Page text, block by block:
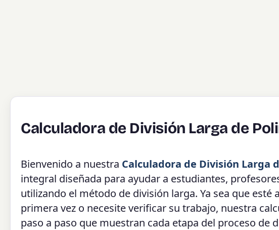
Calculadora de División Larga de
Bienvenido a nuestra Calculadora de División Larga
integral diseñada para ayudar a estudiantes,
utilizando el método de división larga. Ya sea que
primera vez o necesite verificar su trabajo, nuestra
paso a paso que muestran cada etapa del proceso de